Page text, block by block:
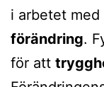
i arbetet med
förändring.
för att